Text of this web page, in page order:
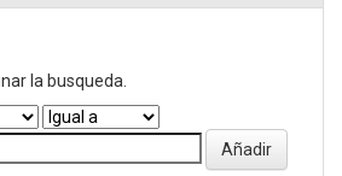
la busqueda.